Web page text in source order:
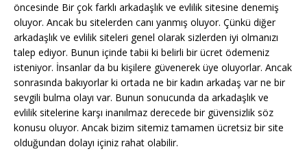
öncesinde Bir çok farklı arkadaşlık ve evlilik sitesine denemiş
oluyor. Ancak bu sitelerden canı yanmış oluyor. Çünkü diğer
arkadaşlık ve evlilik siteleri genel olarak sizlerden iyi olmanızı
talep ediyor. Bunun içinde tabii ki belirli bir ücret ödemeniz
isteniyor. İnsanlar da bu kişilere güvenerek üye oluyorlar. Ancak
sonrasında bakıyorlar ki ortada ne bir kadın arkadaş var ne bir
sevgili bulma olayı var. Bunun sonucunda da arkadaşlık ve
evlilik sitelerine karşı inanılmaz derecede bir güvensizlik söz
konusu oluyor. Ancak bizim sitemiz tamamen ücretsiz bir site
olduğundan dolayı içiniz rahat olabilir.